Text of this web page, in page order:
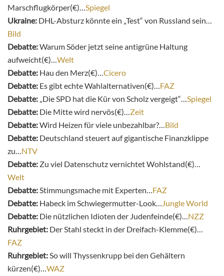
Marschflugkörper(€)…Spiegel
Ukraine: DHL-Absturz könnte ein „Test“ von Russland sein…
Bild
Debatte:Warum Söder jetzt seine antigrüne Haltung
aufweicht(€)…Welt
Debatte: Hau den Merz(€)…Cicero
Debatte: Es gibt echte Wahlalternativen(€)…FAZ
Debatte: „Die SPD hat die Kür von Scholz vergeigt“…Spiegel
Debatte: Die Mitte wird nervös(€)…Zeit
Debatte:Wird Heizen für viele unbezahlbar?…Bild
Debatte: Deutschland steuert auf gigantische Finanzklippe
zu…NTV
Debatte: Zu viel Datenschutz vernichtet Wohlstand(€)…
Welt
Debatte:Stimmungsmache mit Experten…FAZ
Debatte: Habeck im Schwiegermutter-Look…Jungle World
Debatte: Die nützlichen Idioten der Judenfeinde(€)…NZZ
Ruhrgebiet: Der Stahl steckt in der Dreifach-Klemme(€)…
FAZ
Ruhrgebiet:So will Thyssenkrupp bei den Gehältern
kürzen(€)…WAZ